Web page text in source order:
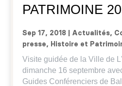
PATRIMOINE
Sep 17, 2018 Actualités,
presse, Histoire et
Visite guidée de la Ville de
dimanche 16 septembre
Guides Conférenciers de